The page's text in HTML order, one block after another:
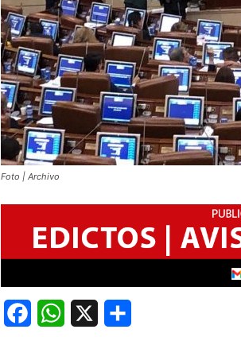
Foto | Archivo
FacebookWhatsApp